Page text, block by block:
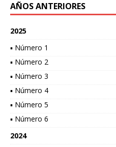
AÑOS ANTERIORES
2025
▪ Número 1
▪ Número 2
▪ Número 3
▪ Número 4
▪ Número 5
▪ Número 6
2024